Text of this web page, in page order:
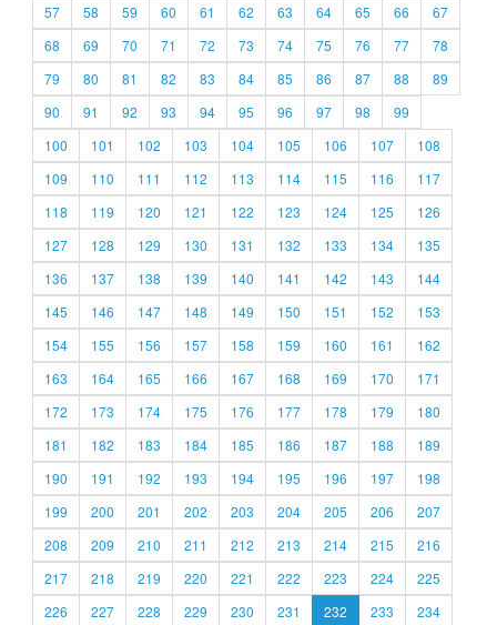
57
58 59 60 61 62 63 64 65 66
67
68
69 70 71 72 73 74 75 76 77
78
79
80 81 82 83 84 85 86 87 88
89
90
91 92 93 94 95 96 97 98
99
100
101 102 103 104 105 106 107
108
109
110 111 112 113 114 115 116
117
118
119 120 121 122 123 124 125
126
127
128 129 130 131 132 133 134
135
136
137 138 139 140 141 142 143
144
145
146 147 148 149 150 151 152
153
154
155 156 157 158 159 160 161
162
163
164 165 166 167 168 169 170
171
172
173 174 175 176 177 178 179
180
181
182 183 184 185 186 187 188
189
190
191 192 193 194 195 196 197
198
199
200 201 202 203 204 205 206
207
208
209 210 211 212 213 214 215
216
217
218 219 220 221 222 223 224
225
226
227 228 229 230 231 232 233 234